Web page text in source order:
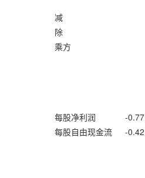
减
除
乘方
每股净利润 -0.77
每股自由现金流 -0.42